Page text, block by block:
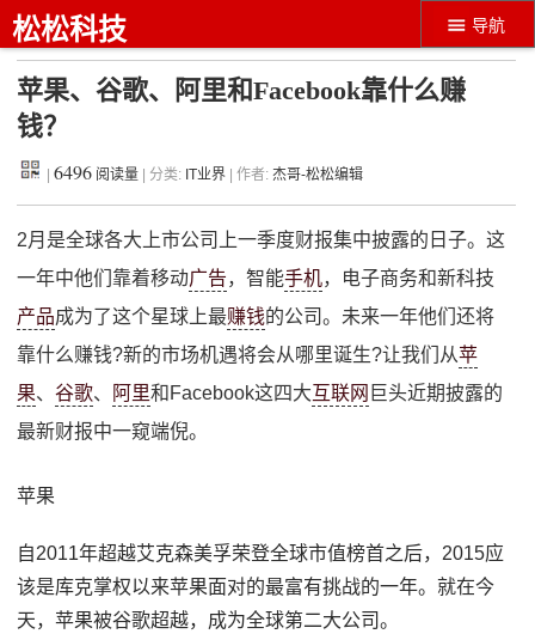
导航
松松科技
苹果、谷歌、阿里和Facebook靠什么赚
钱？
|6496 阅读量 | 分类: IT业界 | 作者:杰哥-松松编辑
2月是全球各大上市公司上一季度财报集中披露的日子。这
一年中他们靠着移动广告，智能手机，电子商务和新科技
产品成为了这个星球上最赚钱的公司。未来一年他们还将
靠什么赚钱?新的市场机遇将会从哪里诞生?让我们从苹
果、谷歌、 阿里和Facebook这四大互联网 巨头近期披露的
最新财报中一窥端倪。
苹果
自2011年超越艾克森美孚荣登全球市值榜首之后，2015应
该是库克掌权以来苹果面对的最富有挑战的一年。就在今
天，苹果被谷歌超越，成为全球第二大公司。